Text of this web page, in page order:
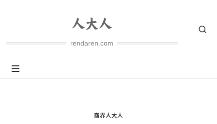
rendaren.com
商界人大人